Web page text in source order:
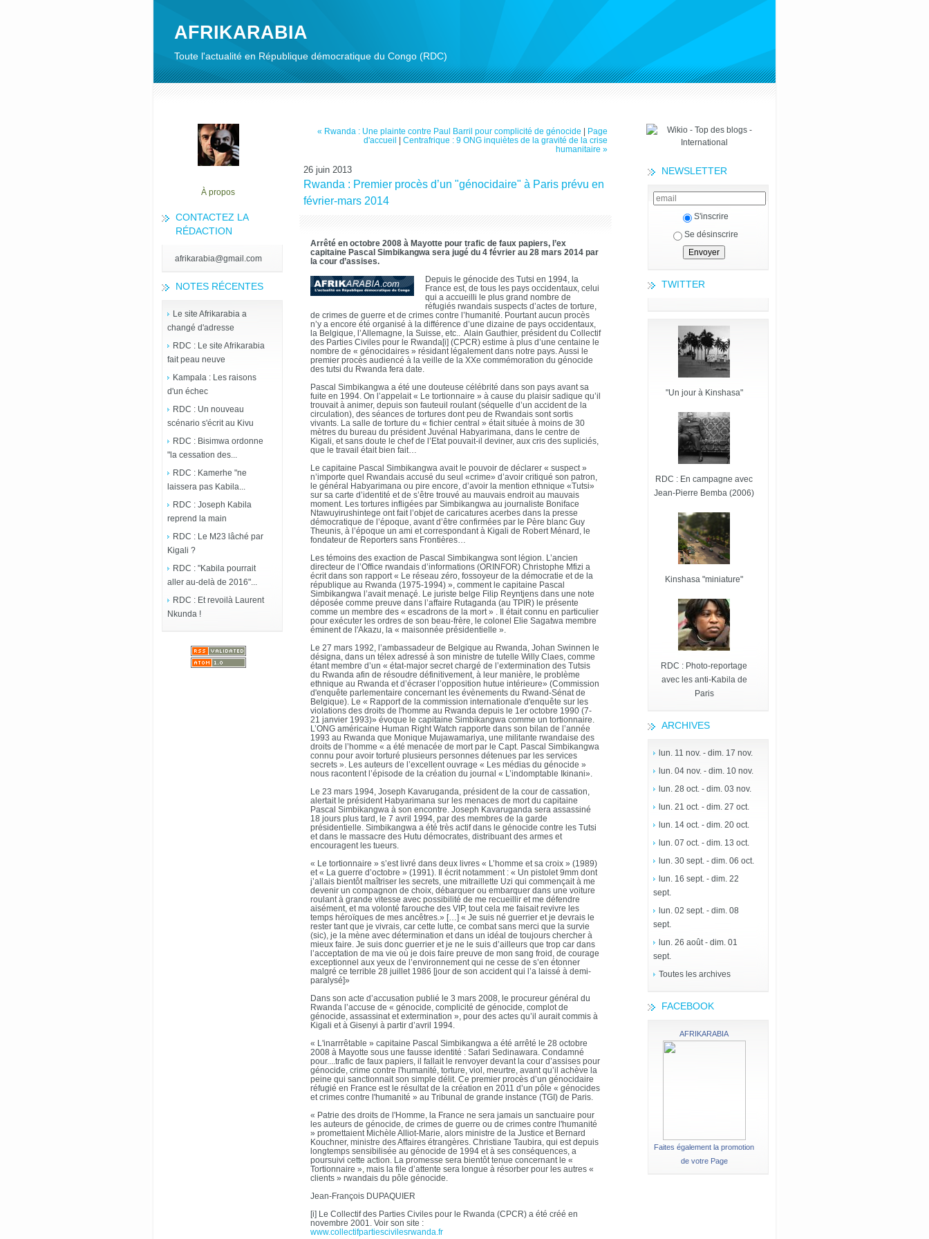
AFRIKARABIA
Toute l'actualité en République démocratique du Congo (RDC)
À propos
CONTACTEZ LA
RÉDACTION
afrikarabia@gmail.com
NOTES RÉCENTES
Le site Afrikarabia a
changé d'adresse
RDC : Le site Afrikarabia
fait peau neuve
Kampala : Les raisons
d'un échec
RDC : Un nouveau
scénario s'écrit au Kivu
RDC : Bisimwa ordonne
"la cessation des...
RDC : Kamerhe "ne
laissera pas Kabila...
RDC : Joseph Kabila
reprend la main
RDC : Le M23 lâché par
Kigali ?
RDC : "Kabila pourrait
aller au-delà de 2016"...
RDC : Et revoilà Laurent
Nkunda !
NEWSLETTER
S'inscrire
Se désinscrire
TWITTER
"Un jour à Kinshasa"
RDC : En campagne avec
Jean-Pierre Bemba (2006)
Kinshasa "miniature"
RDC : Photo-reportage
avec les anti-Kabila de
Paris
ARCHIVES
lun. 11 nov. - dim. 17 nov.
lun. 04 nov. - dim. 10 nov.
lun. 28 oct. - dim. 03 nov.
lun. 21 oct. - dim. 27 oct.
lun. 14 oct. - dim. 20 oct.
lun. 07 oct. - dim. 13 oct.
lun. 30 sept. - dim. 06 oct.
lun. 16 sept. - dim. 22
sept.
lun. 02 sept. - dim. 08
sept.
lun. 26 août - dim. 01
sept.
Toutes les archives
FACEBOOK
AFRIKARABIA
Faites également la promotion
de votre Page
« Rwanda : Une plainte contre Paul Barril pour complicité de génocide | Page
d'accueil | Centrafrique : 9 ONG inquiètes de la gravité de la crise
humanitaire »
26 juin 2013
Rwanda : Premier procès d’un "génocidaire" à Paris prévu en
février-mars 2014
Arrêté en octobre 2008 à Mayotte pour trafic de faux papiers, l’ex
capitaine Pascal Simbikangwa sera jugé du 4 février au 28 mars 2014 par
la cour d’assises.
Depuis le génocide des Tutsi en 1994, la
France est, de tous les pays occidentaux, celui
qui a accueilli le plus grand nombre de
réfugiés rwandais suspects d’actes de torture,
de crimes de guerre et de crimes contre l’humanité. Pourtant aucun procès
n’y a encore été organisé à la différence d’une dizaine de pays occidentaux,
la Belgique, l’Allemagne, la Suisse, etc.. Alain Gauthier, président du Collectif
des Parties Civiles pour le Rwanda[i] (CPCR) estime à plus d’une centaine le
nombre de « génocidaires » résidant légalement dans notre pays. Aussi le
premier procès audiencé à la veille de la XXe commémoration du génocide
des tutsi du Rwanda fera date.
Pascal Simbikangwa a été une douteuse célébrité dans son pays avant sa
fuite en 1994. On l’appelait « Le tortionnaire » à cause du plaisir sadique qu’il
trouvait à animer, depuis son fauteuil roulant (séquelle d’un accident de la
circulation), des séances de tortures dont peu de Rwandais sont sortis
vivants. La salle de torture du « fichier central » était située à moins de 30
mètres du bureau du président Juvénal Habyarimana, dans le centre de
Kigali, et sans doute le chef de l’Etat pouvait-il deviner, aux cris des supliciés,
que le travail était bien fait…
Le capitaine Pascal Simbikangwa avait le pouvoir de déclarer « suspect »
n’importe quel Rwandais accusé du seul «crime» d’avoir critiqué son patron,
le général Habyarimana ou pire encore, d’avoir la mention ethnique «Tutsi»
sur sa carte d’identité et de s’être trouvé au mauvais endroit au mauvais
moment. Les tortures infligées par Simbikangwa au journaliste Boniface
Ntawuyirushintege ont fait l’objet de caricatures acerbes dans la presse
démocratique de l’époque, avant d’être confirmées par le Père blanc Guy
Theunis, à l’époque un ami et correspondant à Kigali de Robert Ménard, le
fondateur de Reporters sans Frontières…
Les témoins des exaction de Pascal Simbikangwa sont légion. L’ancien
directeur de l’Office rwandais d’informations (ORINFOR) Christophe Mfizi a
écrit dans son rapport « Le réseau zéro, fossoyeur de la démocratie et de la
république au Rwanda (1975-1994) », comment le capitaine Pascal
Simbikangwa l’avait menaçé. Le juriste belge Filip Reyntjens dans une note
déposée comme preuve dans l’affaire Rutaganda (au TPIR) le présente
comme un membre des « escadrons de la mort » . Il était connu en particulier
pour exécuter les ordres de son beau-frère, le colonel Elie Sagatwa membre
éminent de l'Akazu, la « maisonnée présidentielle ».
Le 27 mars 1992, l’ambassadeur de Belgique au Rwanda, Johan Swinnen le
désigna, dans un télex adressé à son ministre de tutelle Willy Claes, comme
étant membre d’un « état-major secret chargé de l’extermination des Tutsis
du Rwanda afin de résoudre définitivement, à leur manière, le problème
ethnique au Rwanda et d’écraser l’opposition hutue intérieure» (Commission
d'enquête parlementaire concernant les évènements du Rwand-Sénat de
Belgique). Le « Rapport de la commission internationale d'enquête sur les
violations des droits de l'homme au Rwanda depuis le 1er octobre 1990 (7-
21 janvier 1993)» évoque le capitaine Simbikangwa comme un tortionnaire.
L’ONG américaine Human Right Watch rapporte dans son bilan de l’année
1993 au Rwanda que Monique Mujawamariya, une militante rwandaise des
droits de l’homme « a été menacée de mort par le Capt. Pascal Simbikangwa
connu pour avoir torturé plusieurs personnes détenues par les services
secrets ». Les auteurs de l’excellent ouvrage « Les médias du génocide »
nous racontent l’épisode de la création du journal « L’indomptable Ikinani».
Le 23 mars 1994, Joseph Kavaruganda, président de la cour de cassation,
alertait le président Habyarimana sur les menaces de mort du capitaine
Pascal Simbikangwa à son encontre. Joseph Kavaruganda sera assassiné
18 jours plus tard, le 7 avril 1994, par des membres de la garde
présidentielle. Simbikangwa a été très actif dans le génocide contre les Tutsi
et dans le massacre des Hutu démocrates, distribuant des armes et
encouragent les tueurs.
« Le tortionnaire » s’est livré dans deux livres « L’homme et sa croix » (1989)
et « La guerre d’octobre » (1991). Il écrit notamment : « Un pistolet 9mm dont
j’allais bientôt maîtriser les secrets, une mitraillette Uzi qui commençait à me
devenir un compagnon de choix, débarquer ou embarquer dans une voiture
roulant à grande vitesse avec possibilité de me recueillir et me défendre
aisément, et ma volonté farouche des VIP, tout cela me faisait revivre les
temps héroïques de mes ancêtres.» […] « Je suis né guerrier et je devrais le
rester tant que je vivrais, car cette lutte, ce combat sans merci que la survie
(sic), je la mène avec détermination et dans un idéal de toujours chercher à
mieux faire. Je suis donc guerrier et je ne le suis d’ailleurs que trop car dans
l’acceptation de ma vie où je dois faire preuve de mon sang froid, de courage
exceptionnel aux yeux de l’environnement qui ne cesse de s’en étonner
malgré ce terrible 28 juillet 1986 [jour de son accident qui l’a laissé à demi-
paralysé]»
Dans son acte d’accusation publié le 3 mars 2008, le procureur général du
Rwanda l’accuse de « génocide, complicité de génocide, complot de
génocide, assassinat et extermination », pour des actes qu’il aurait commis à
Kigali et à Gisenyi à partir d’avril 1994.
« L'inarrrêtable » capitaine Pascal Simbikangwa a été arrêté le 28 octobre
2008 à Mayotte sous une fausse identité : Safari Sedinawara. Condamné
pour....trafic de faux papiers, il fallait le renvoyer devant la cour d’assises pour
génocide, crime contre l'humanité, torture, viol, meurtre, avant qu’il achève la
peine qui sanctionnait son simple délit. Ce premier procès d’un génocidaire
réfugié en France est le résultat de la création en 2011 d’un pôle « génocides
et crimes contre l'humanité » au Tribunal de grande instance (TGI) de Paris.
« Patrie des droits de l'Homme, la France ne sera jamais un sanctuaire pour
les auteurs de génocide, de crimes de guerre ou de crimes contre l'humanité
» promettaient Michèle Alliot-Marie, alors ministre de la Justice et Bernard
Kouchner, ministre des Affaires étrangères. Christiane Taubira, qui est depuis
longtemps sensibilisée au génocide de 1994 et à ses conséquences, a
poursuivi cette action. La promesse sera bientôt tenue concernant le «
Tortionnaire », mais la file d’attente sera longue à résorber pour les autres «
clients » rwandais du pôle génocide.
Jean-François DUPAQUIER
[i] Le Collectif des Parties Civiles pour le Rwanda (CPCR) a été créé en
novembre 2001. Voir son site :
www.collectifpartiescivilesrwanda.fr